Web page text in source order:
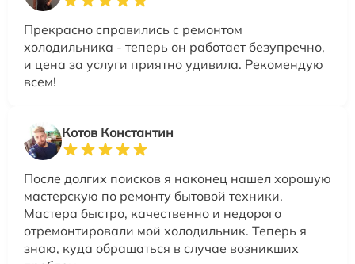
Прекрасно справились с ремонтом
холодильника - теперь он работает безупречно,
и цена за услуги приятно удивила. Рекомендую
всем!
Котов Константин
После долгих поисков я наконец нашел хорошую
мастерскую по ремонту бытовой техники.
Мастера быстро, качественно и недорого
отремонтировали мой холодильник. Теперь я
знаю, куда обращаться в случае возникших